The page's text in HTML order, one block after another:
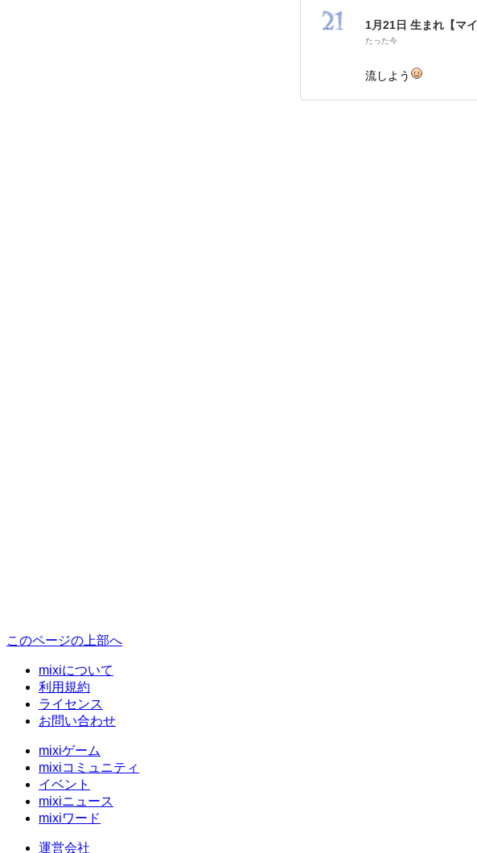
1月21日 生まれ【マイ
たった今
流しよう
このページの上部へ
mixiについて
利用規約
ライセンス
お問い合わせ
mixiゲーム
mixiコミュニティ
イベント
mixiニュース
mixiワード
運営会社